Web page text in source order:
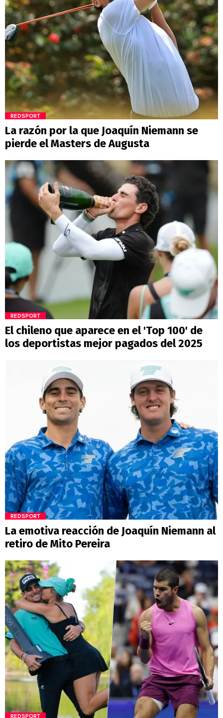
REDSPORT
La razón por la que Joaquín Niemann se
pierde el Masters de Augusta
REDSPORT
El chileno que aparece en el 'Top 100' de
los deportistas mejor pagados del 2025
REDSPORT
La emotiva reacción de Joaquín Niemann al
retiro de Mito Pereira
REDSPORT